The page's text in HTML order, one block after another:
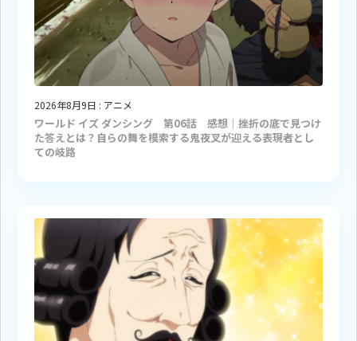
2026年8月9日 : アニメ
ワールド イズ ダンシング 第06話 感想｜挫折の底で見つけ
た答えとは？自らの舞を模索する鬼夜叉が迎える表現者とし
ての岐路